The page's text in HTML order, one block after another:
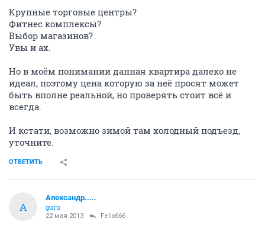
Крупные торговые центры?
Фитнес комплексы?
Выбор магазинов?
Увы и ах.
Но в моём понимании данная квартира далеко не
идеал, поэтому цена которую за неё просят может
быть вполне реальной, но проверять стоит всё и
всегда.
И кстати, возможно зимой там холодный подъезд,
уточните.
ОТВЕТИТЬ
А
Александр.....
guru
22 мая 2013 Felix666